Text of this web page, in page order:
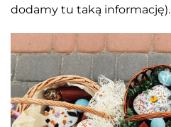
dodamy tu taką informację).